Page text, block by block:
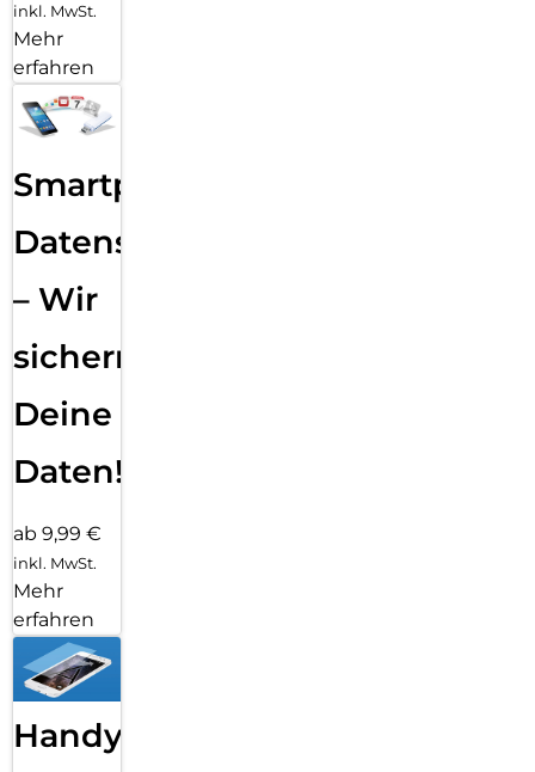
inkl. MwSt.
Mehr
erfahren
Smartphone
Datensicherung
– Wir
sichern
Deine
Daten!
ab 9,99 €
inkl. MwSt.
Mehr
erfahren
Handy